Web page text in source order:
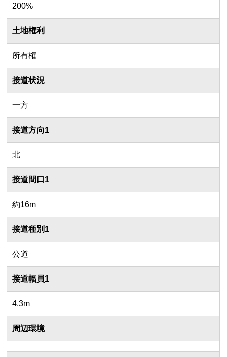
200%
土地権利
所有権
接道状況
一方
接道方向1
北
接道間口1
約16m
接道種別1
公道
接道幅員1
4.3m
周辺環境